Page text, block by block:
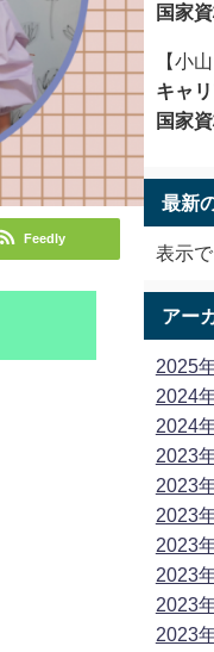
Feedly
国家
【小
キャ
国家
最新
表示
アー
2025
2024
2024
2023
2023
2023
2023
2023
2023
2023